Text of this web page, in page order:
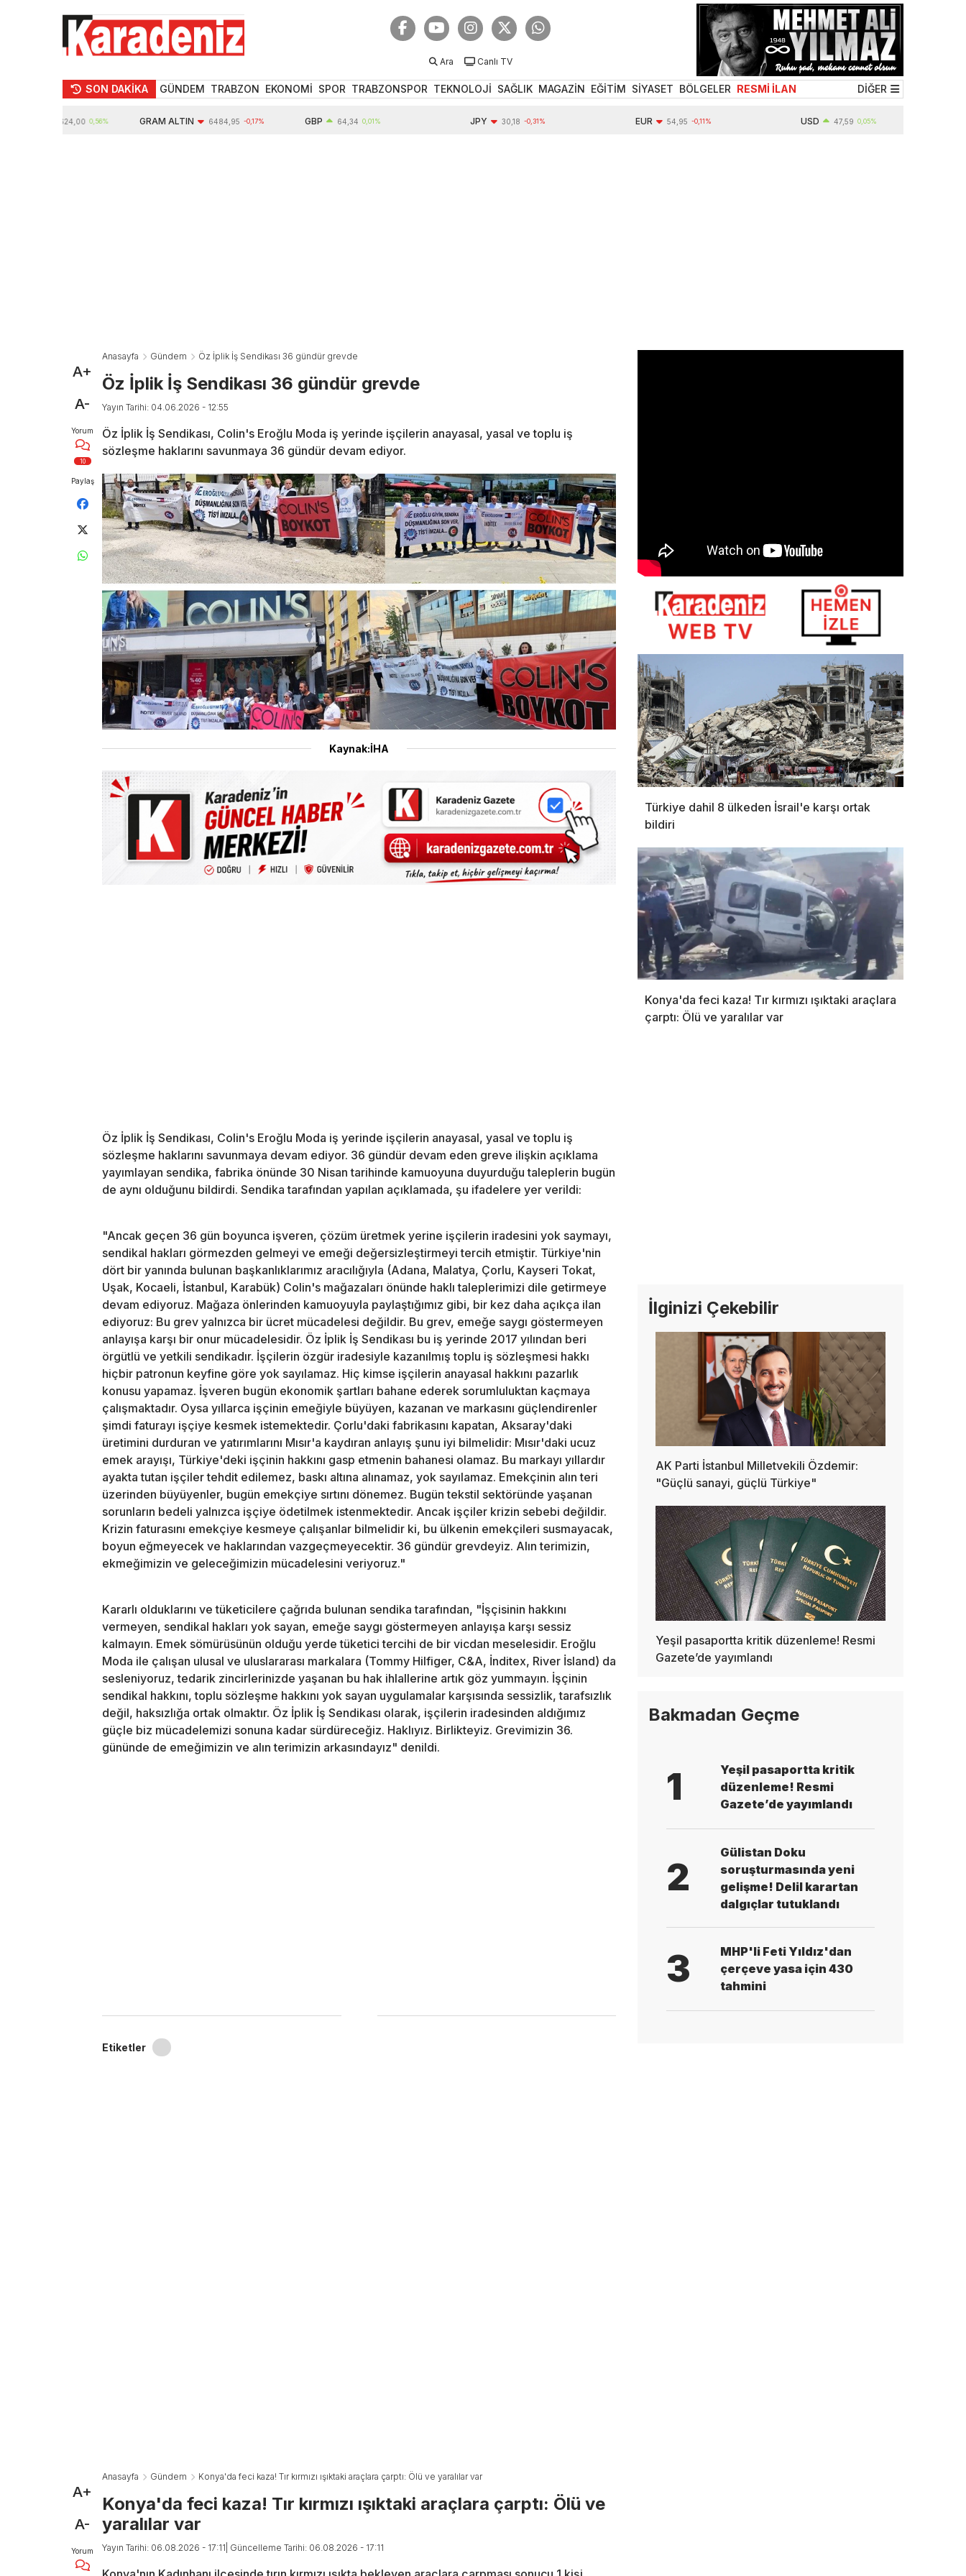
Ara Canlı TV
SON DAKİKA GÜNDEM TRABZON EKONOMİ SPOR TRABZONSPOR TEKNOLOJİ SAĞLIK MAGAZİN EĞİTİM SİYASET BÖLGELER RESMİ İLAN DİĞER
0,56% GRAM ALTIN 6484,95 -0,17% 64,34 0,01% 30,18 -0,31% 54,95 -0,11% 47,59 0,05%
A+
A-
Yorum
10
Paylaş
Anasayfa Gündem Öz İplik İş Sendikası 36 gündür grevde
Öz İplik İş Sendikası 36 gündür grevde
Yayın Tarihi: 04.06.2026 - 12:55
Öz İplik İş Sendikası, Colin's Eroğlu Moda iş yerinde işçilerin anayasal, yasal ve toplu iş
sözleşme haklarını savunmaya 36 gündür devam ediyor.
Kaynak:İHA
Öz İplik İş Sendikası, Colin's Eroğlu Moda iş yerinde işçilerin anayasal, yasal ve toplu iş
sözleşme haklarını savunmaya devam ediyor. 36 gündür devam eden greve ilişkin açıklama
yayımlayan sendika, fabrika önünde 30 Nisan tarihinde kamuoyuna duyurduğu taleplerin bugün
de aynı olduğunu bildirdi. Sendika tarafından yapılan açıklamada, şu ifadelere yer verildi:
"Ancak geçen 36 gün boyunca işveren, çözüm üretmek yerine işçilerin iradesini yok saymayı,
sendikal hakları görmezden gelmeyi ve emeği değersizleştirmeyi tercih etmiştir. Türkiye'nin
dört bir yanında bulunan başkanlıklarımız aracılığıyla (Adana, Malatya, Çorlu, Kayseri Tokat,
Uşak, Kocaeli, İstanbul, Karabük) Colin's mağazaları önünde haklı taleplerimizi dile getirmeye
devam ediyoruz. Mağaza önlerinden kamuoyuyla paylaştığımız gibi, bir kez daha açıkça ilan
ediyoruz: Bu grev yalnızca bir ücret mücadelesi değildir. Bu grev, emeğe saygı göstermeyen
anlayışa karşı bir onur mücadelesidir. Öz İplik İş Sendikası bu iş yerinde 2017 yılından beri
örgütlü ve yetkili sendikadır. İşçilerin özgür iradesiyle kazanılmış toplu iş sözleşmesi hakkı
hiçbir patronun keyfine göre yok sayılamaz. Hiç kimse işçilerin anayasal hakkını pazarlık
konusu yapamaz. İşveren bugün ekonomik şartları bahane ederek sorumluluktan kaçmaya
çalışmaktadır. Oysa yıllarca işçinin emeğiyle büyüyen, kazanan ve markasını güçlendirenler
şimdi faturayı işçiye kesmek istemektedir. Çorlu'daki fabrikasını kapatan, Aksaray'daki
üretimini durduran ve yatırımlarını Mısır'a kaydıran anlayış şunu iyi bilmelidir: Mısır'daki ucuz
emek arayışı, Türkiye'deki işçinin hakkını gasp etmenin bahanesi olamaz. Bu markayı yıllardır
ayakta tutan işçiler tehdit edilemez, baskı altına alınamaz, yok sayılamaz. Emekçinin alın teri
üzerinden büyüyenler, bugün emekçiye sırtını dönemez. Bugün tekstil sektöründe yaşanan
sorunların bedeli yalnızca işçiye ödetilmek istenmektedir. Ancak işçiler krizin sebebi değildir.
Krizin faturasını emekçiye kesmeye çalışanlar bilmelidir ki, bu ülkenin emekçileri susmayacak,
boyun eğmeyecek ve haklarından vazgeçmeyecektir. 36 gündür grevdeyiz. Alın terimizin,
ekmeğimizin ve geleceğimizin mücadelesini veriyoruz."
Kararlı olduklarını ve tüketicilere çağrıda bulunan sendika tarafından, "İşçisinin hakkını
vermeyen, sendikal hakları yok sayan, emeğe saygı göstermeyen anlayışa karşı sessiz
kalmayın. Emek sömürüsünün olduğu yerde tüketici tercihi de bir vicdan meselesidir. Eroğlu
Moda ile çalışan ulusal ve uluslararası markalara (Tommy Hilfiger, C&A, İnditex, River İsland) da
sesleniyoruz, tedarik zincirlerinizde yaşanan bu hak ihlallerine artık göz yummayın. İşçinin
sendikal hakkını, toplu sözleşme hakkını yok sayan uygulamalar karşısında sessizlik, tarafsızlık
değil, haksızlığa ortak olmaktır. Öz İplik İş Sendikası olarak, işçilerin iradesinden aldığımız
güçle biz mücadelemizi sonuna kadar sürdüreceğiz. Haklıyız. Birlikteyiz. Grevimizin 36.
gününde de emeğimizin ve alın terimizin arkasındayız" denildi.
Etiketler
A+
A-
Yorum
Anasayfa Gündem Konya'da feci kaza! Tır kırmızı ışıktaki araçlara çarptı: Ölü ve yaralılar var
Konya'da feci kaza! Tır kırmızı ışıktaki araçlara çarptı: Ölü ve
yaralılar var
Yayın Tarihi: 06.08.2026 - 17:11 | Güncelleme Tarihi: 06.08.2026 - 17:11
Türkiye dahil 8 ülkeden İsrail'e karşı ortak
bildiri
Konya'da feci kaza! Tır kırmızı ışıktaki araçlara
çarptı: Ölü ve yaralılar var
İlginizi Çekebilir
AK Parti İstanbul Milletvekili Özdemir:
"Güçlü sanayi, güçlü Türkiye"
Yeşil pasaportta kritik düzenleme! Resmi
Gazete’de yayımlandı
Bakmadan Geçme
1
Yeşil pasaportta kritik
düzenleme! Resmi
Gazete’de yayımlandı
2
Gülistan Doku
soruşturmasında yeni
gelişme! Delil karartan
dalgıçlar tutuklandı
3
MHP'li Feti Yıldız'dan
çerçeve yasa için 430
tahmini